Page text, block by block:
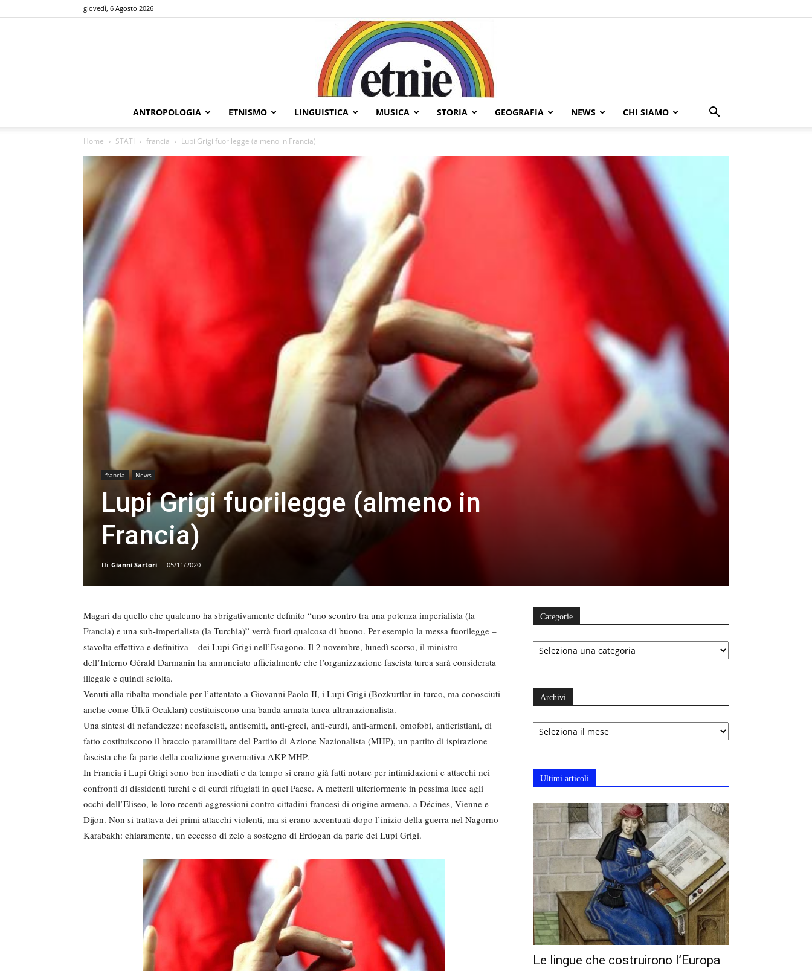
giovedì, 6 Agosto 2026
ANTROPOLOGIA ETNISMO LINGUISTICA MUSICA STORIA GEOGRAFIA NEWS CHI SIAMO
Home STATI francia Lupi Grigi fuorilegge (almeno in Francia)
francia News
Lupi Grigi fuorilegge (almeno in
Francia)
Di Gianni Sartori - 05/11/2020
Magari da quello che qualcuno ha sbrigativamente definito “uno scontro tra una potenza imperialista (la
Francia) e una sub-imperialista (la Turchia)” verrà fuori qualcosa di buono. Per esempio la messa fuorilegge –
stavolta effettiva e definitiva – dei Lupi Grigi nell’Esagono. Il 2 novembre, lunedì scorso, il ministro
dell’Interno Gérald Darmanin ha annunciato ufficialmente che l’organizzazione fascista turca sarà considerata
illegale e quindi sciolta.
Venuti alla ribalta mondiale per l’attentato a Giovanni Paolo II, i Lupi Grigi (Bozkurtlar in turco, ma conosciuti
anche come Ülkü Ocakları) costituiscono una banda armata turca ultranazionalista.
Una sintesi di nefandezze: neofascisti, antisemiti, anti-greci, anti-curdi, anti-armeni, omofobi, anticristiani, di
fatto costituiscono il braccio paramilitare del Partito di Azione Nazionalista (MHP), un partito di ispirazione
fascista che fa parte della coalizione governativa AKP-MHP.
In Francia i Lupi Grigi sono ben insediati e da tempo si erano già fatti notare per intimidazioni e attacchi nei
confronti di dissidenti turchi e di curdi rifugiati in quel Paese. A metterli ulteriormente in pessima luce agli
occhi dell’Eliseo, le loro recenti aggressioni contro cittadini francesi di origine armena, a Décines, Vienne e
Dijon. Non si trattava dei primi attacchi violenti, ma si erano accentuati dopo l’inizio della guerra nel Nagorno-
Karabakh: chiaramente, un eccesso di zelo a sostegno di Erdogan da parte dei Lupi Grigi.
Categorie
Categorie
Archivi
Archivi
Ultimi articoli
Le lingue che costruirono l’Europa